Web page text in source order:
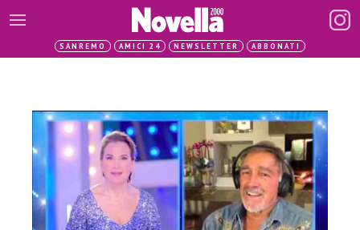
SANREMO AMICI 24 NEWSLETTER ABBONATI